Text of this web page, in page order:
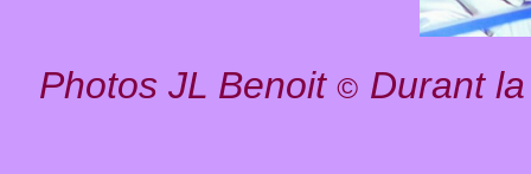
Photos JL Benoit © Durant